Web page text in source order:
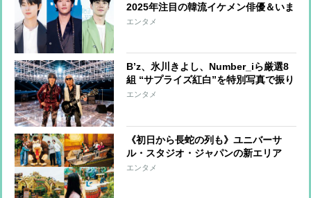
2025年注目の韓流イケメン俳優＆いま
見たいおすすめ韓流作品を紹介
エンタメ
B’z、氷川きよし、Number_iら厳選8
組 “サプライズ紅白”を特別写真で振り
返る！
エンタメ
《初日から長蛇の列も》ユニバーサ
ル・スタジオ・ジャパンの新エリア
【ドンキーコング】をテーマにしたジ
エンタメ